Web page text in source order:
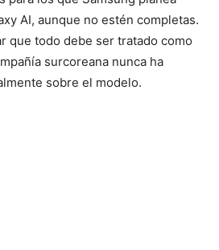
AI, aunque no estén completas.
que todo debe ser tratado como
surcoreana nunca ha
sobre el modelo.